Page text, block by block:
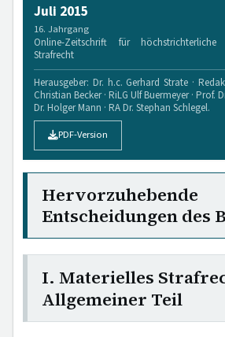
Juli 2015
16. Jahrgang
Online-Zeitschrift für
Strafrecht
Herausgeber: Dr. h.c. Gerhard Strate ·
Christian Becker · RiLG Ulf Buermeyer · Prof.
Dr. Holger Mann · RA Dr. Stephan Schlegel.
PDF-Version
Hervorzuhebende
Entscheidungen des
I. Materielles
Allgemeiner Teil